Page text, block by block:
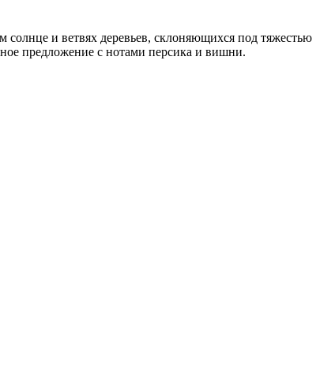
солнце и ветвях деревьев, склоняющихся под тяжестью
предложение с нотами персика и вишни.